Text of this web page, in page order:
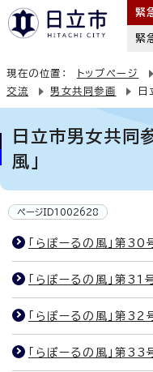
緊
緊
現在の位置： トップページ
交流
男女共同参画 日
日立市男女共同
風」
ページID1002628
「らぽーるの風」第30
「らぽーるの風」第31
「らぽーるの風」第32
「らぽーるの風」第33